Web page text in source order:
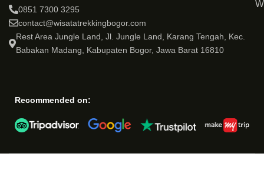
0851 7300 3295
contact@wisatatrekkingbogor.com
Rest Area Jungle Land, Jl. Jungle Land, Karang Tengah, Kec.
Babakan Madang, Kabupaten Bogor, Jawa Barat 16810
Recommended on: